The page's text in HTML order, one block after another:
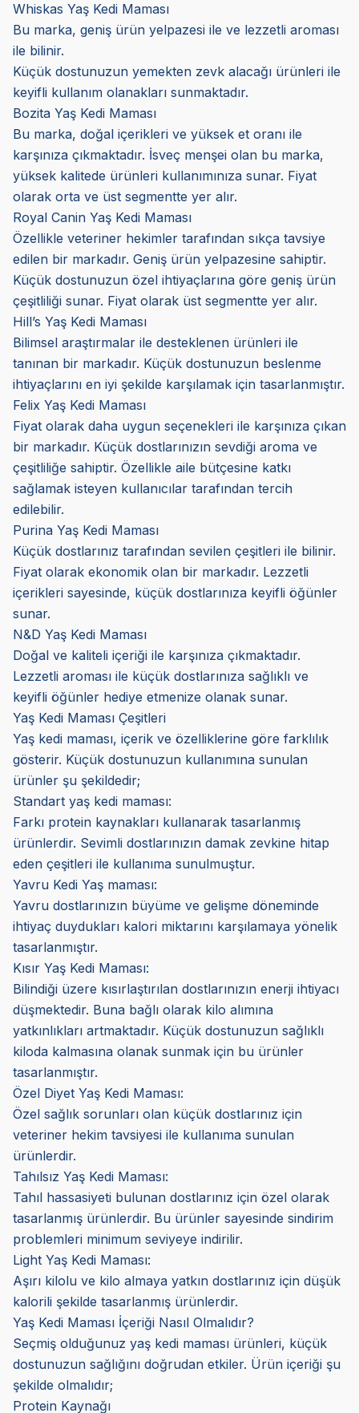
Whiskas Yaş Kedi Maması
Bu marka, geniş ürün yelpazesi ile ve lezzetli aroması
ile bilinir.
Küçük dostunuzun yemekten zevk alacağı ürünleri ile
keyifli kullanım olanakları sunmaktadır.
Bozita Yaş Kedi Maması
Bu marka, doğal içerikleri ve yüksek et oranı ile
karşınıza çıkmaktadır. İsveç menşei olan bu marka,
yüksek kalitede ürünleri kullanımınıza sunar. Fiyat
olarak orta ve üst segmentte yer alır.
Royal Canin Yaş Kedi Maması
Özellikle veteriner hekimler tarafından sıkça tavsiye
edilen bir markadır. Geniş ürün yelpazesine sahiptir.
Küçük dostunuzun özel ihtiyaçlarına göre geniş ürün
çeşitliliği sunar. Fiyat olarak üst segmentte yer alır.
Hill’s Yaş Kedi Maması
Bilimsel araştırmalar ile desteklenen ürünleri ile
tanınan bir markadır. Küçük dostunuzun beslenme
ihtiyaçlarını en iyi şekilde karşılamak için tasarlanmıştır.
Felix Yaş Kedi Maması
Fiyat olarak daha uygun seçenekleri ile karşınıza çıkan
bir markadır. Küçük dostlarınızın sevdiği aroma ve
çeşitliliğe sahiptir. Özellikle aile bütçesine katkı
sağlamak isteyen kullanıcılar tarafından tercih
edilebilir.
Purina Yaş Kedi Maması
Küçük dostlarınız tarafından sevilen çeşitleri ile bilinir.
Fiyat olarak ekonomik olan bir markadır. Lezzetli
içerikleri sayesinde, küçük dostlarınıza keyifli öğünler
sunar.
N&D Yaş Kedi Maması
Doğal ve kaliteli içeriği ile karşınıza çıkmaktadır.
Lezzetli aroması ile küçük dostlarınıza sağlıklı ve
keyifli öğünler hediye etmenize olanak sunar.
Yaş Kedi Maması Çeşitleri
Yaş kedi maması, içerik ve özelliklerine göre farklılık
gösterir. Küçük dostunuzun kullanımına sunulan
ürünler şu şekildedir;
Standart yaş kedi maması:
Farkı protein kaynakları kullanarak tasarlanmış
ürünlerdir. Sevimli dostlarınızın damak zevkine hitap
eden çeşitleri ile kullanıma sunulmuştur.
Yavru Kedi Yaş maması:
Yavru dostlarınızın büyüme ve gelişme döneminde
ihtiyaç duydukları kalori miktarını karşılamaya yönelik
tasarlanmıştır.
Kısır Yaş Kedi Maması:
Bilindiği üzere kısırlaştırılan dostlarınızın enerji ihtiyacı
düşmektedir. Buna bağlı olarak kilo alımına
yatkınlıkları artmaktadır. Küçük dostunuzun sağlıklı
kiloda kalmasına olanak sunmak için bu ürünler
tasarlanmıştır.
Özel Diyet Yaş Kedi Maması:
Özel sağlık sorunları olan küçük dostlarınız için
veteriner hekim tavsiyesi ile kullanıma sunulan
ürünlerdir.
Tahılsız Yaş Kedi Maması:
Tahıl hassasiyeti bulunan dostlarınız için özel olarak
tasarlanmış ürünlerdir. Bu ürünler sayesinde sindirim
problemleri minimum seviyeye indirilir.
Light Yaş Kedi Maması:
Aşırı kilolu ve kilo almaya yatkın dostlarınız için düşük
kalorili şekilde tasarlanmış ürünlerdir.
Yaş Kedi Maması İçeriği Nasıl Olmalıdır?
Seçmiş olduğunuz yaş kedi maması ürünleri, küçük
dostunuzun sağlığını doğrudan etkiler. Ürün içeriği şu
şekilde olmalıdır;
Protein Kaynağı